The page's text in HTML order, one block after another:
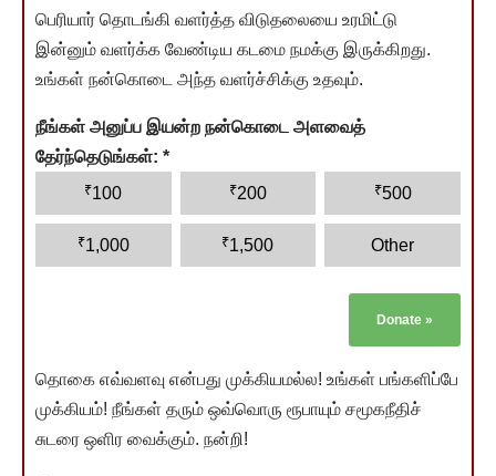
பெரியார் தொடங்கி வளர்த்த விடுதலையை உரமிட்டு
இன்னும் வளர்க்க வேண்டிய கடமை நமக்கு இருக்கிறது.
உங்கள் நன்கொடை அந்த வளர்ச்சிக்கு உதவும்.
நீங்கள் அனுப்ப இயன்ற நன்கொடை அளவைத்
தேர்ந்தெடுங்கள்: *
₹100 ₹200 ₹500
₹1,000 ₹1,500 Other
Donate »
தொகை எவ்வளவு என்பது முக்கியமல்ல! உங்கள் பங்களிப்பே
முக்கியம்! நீங்கள் தரும் ஒவ்வொரு ரூபாயும் சமூகநீதிச்
சுடரை ஒளிர வைக்கும். நன்றி!